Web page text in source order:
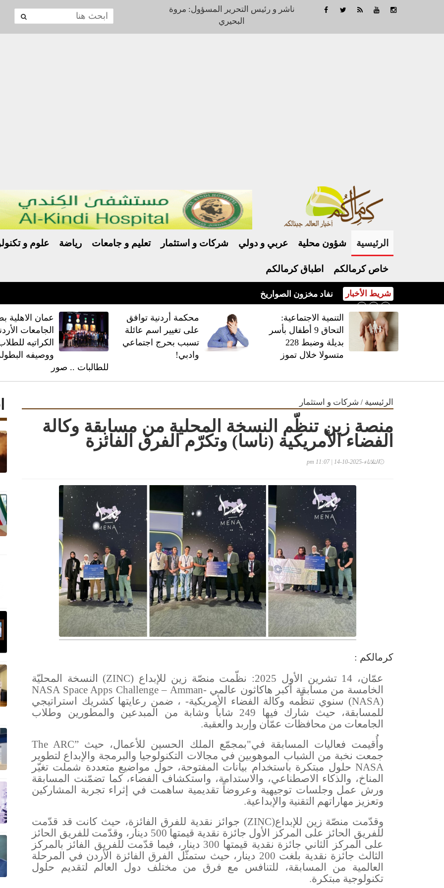
ناشر و رئيس التحرير المسؤول: مروة
البحيري
الرئيسية شؤون محلية عربي و دولي شركات و استثمار تعليم و جامعات رياضة علوم و
خاص كرمالكم اطباق كرمالكم
شريط الأخبار نفاد مخزون الصواريخ الأميركية يفجّر خلافًا بين ترامب والبنتاغون
‏التنمية الاجتماعية:
التحاق 9 أطفال بأسر
بديلة وضبط 228
متسولا خلال تموز
محكمة أردنية توافق
على تغيير اسم عائلة
تسبب بحرج اجتماعي
وادبي!
عمان الاهلية
الجامعات
الكراتيه
ووصيفه
للطالبات .. صور
الرئيسية / شركات و استثمار
منصة زين تنظّم النسخة المحلية من مسابقة وكالة
الفضاء الأمريكية (ناسا) وتكرّم الفرق الفائزة
الثلاثاء-2025-10-14 | 11:07 pm
كرمالكم :
عمّان، 14 تشرين الأول 2025: نظّمت منصّة زين للإبداع (ZINC)
النسخة المحليّة
الخامسة من مسابقة أكبر هاكاثون عالمي
سنوي تنظّمه وكالة الفضاء الأمريكية (NASA)-
، ضمن رعايتها كشريك استراتيجي
للمسابقة، حيث شارك فيها 249 شاباً وشابة من المبدعين والمطورين وطلاب
الجامعات من محافظات عمّان وإربد والعقبة.
وأُقيمت فعاليات المسابقة في"The ARC”بمجمّع الملك الحسين للأعمال، حيث
جمعت نخبة من الشباب الموهوبين في مجالات التكنولوجيا والبرمجة والإبداع لتطوير
حلول مبتكرة باستخدام بيانات NASA
المفتوحة، حول مواضيع متعددة شملت تغيّر
المناخ، والذكاء الاصطناعي، والاستدامة، واستكشاف الفضاء، كما تضمّنت المسابقة
ورش عمل وجلسات توجيهية وعروضاً تقديمية ساهمت في إثراء تجربة المشاركين
وتعزيز مهاراتهم التقنية والإبداعية.
وقدّمت منصّة زين للإبداع(ZINC)
جوائز نقدية للفرق الفائزة، حيث كانت قد قدّمت
للفريق الحائز على المركز الأول جائزة نقدية قيمتها 500 دينار، وقدّمت للفريق الحائز
على المركز الثاني جائزة نقدية قيمتها 300 دينار، فيما قدّمت للفريق الفائز بالمركز
الثالث جائزة نقدية بلغت 200 دينار، حيث ستمثّل الفرق الفائزة الأردن في المرحلة
العالمية من المسابقة، للتنافس مع فرق من مختلف دول العالم لتقديم حلول
تكنولوجية مبتكرة.